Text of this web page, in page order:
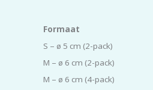
Formaat
S – ø 5 cm (2-pack)
M – ø 6 cm (2-pack)
M – ø 6 cm (4-pack)